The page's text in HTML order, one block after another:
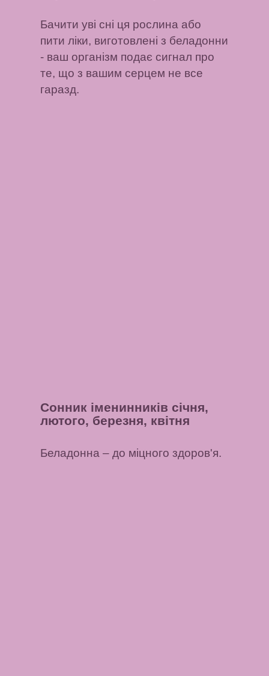
Бачити уві сні ця рослина або
пити ліки, виготовлені з беладонни
- ваш організм подає сигнал про
те, що з вашим серцем не все
гаразд.
Сонник іменинників січня,
лютого, березня, квітня
Беладонна – до міцного здоров'я.